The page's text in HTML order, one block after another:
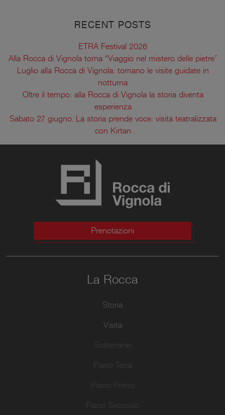
RECENT POSTS
ETRA Festival 2026
Alla Rocca di Vignola torna “Viaggio nel mistero delle pietre”
Luglio alla Rocca di Vignola: tornano le visite guidate in
notturna
Oltre il tempo: alla Rocca di Vignola la storia diventa
esperienza
Sabato 27 giugno. La storia prende voce: visita teatralizzata
con Kirtan
Prenotazioni
La Rocca
Storia
Visita
Sotterranei
Piano Terra
Piano Primo
Piano Secondo